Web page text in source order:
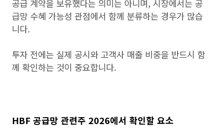
공급 계약을 보유했다는 의미는 아니며, 시장에서는 공
급망 수혜 가능성 관점에서 함께 분류하는 경우가 많습
니다.
투자 전에는 실제 공시와 고객사 매출 비중을 반드시 함
께 확인하는 것이 중요합니다.
HBF 공급망 관련주 2026에서 확인할 요소